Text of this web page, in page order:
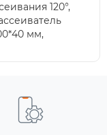
120°,
мм,